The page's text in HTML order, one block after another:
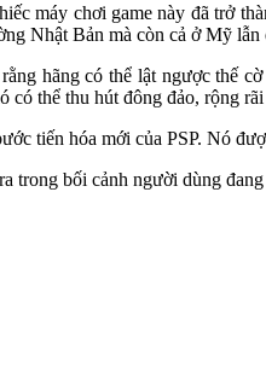
máy chơi game này đã trở
Nhật Bản mà còn cả ở Mỹ lẫn
hãng có thể lật ngược thế
có thể thu hút đông đảo, rộng
tiến hóa mới của PSP. Nó
trong bối cảnh người dùng